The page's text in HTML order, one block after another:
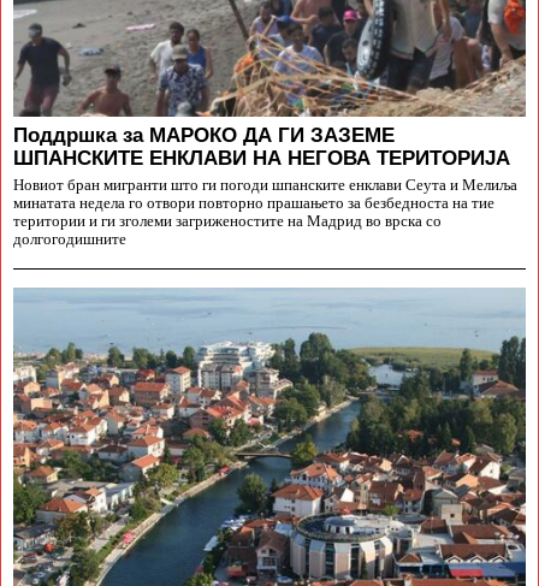
Поддршка за МАРОКО ДА ГИ ЗАЗЕМЕ
ШПАНСКИТЕ ЕНКЛАВИ НА НЕГОВА ТЕРИТОРИЈА
Новиот бран мигранти што ги погоди шпанските енклави Сеута и Мелиља
минатата недела го отвори повторно прашањето за безбедноста на тие
територии и ги зголеми загриженостите на Мадрид во врска со
долгогодишните